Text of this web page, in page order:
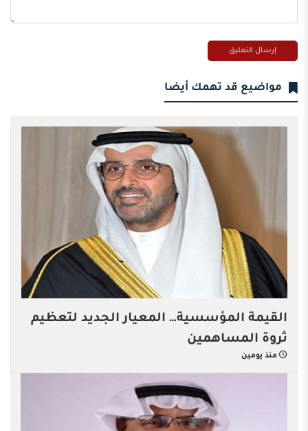
مواضيع قد تهمك أيضا
القيمة المؤسسية… المعيار الجديد لتعظيم
ثروة المساهمين
منذ يومين